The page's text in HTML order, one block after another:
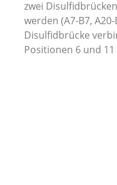
zwei
werden (A7-B7,
Disulfidbrücke
Positionen 6 und